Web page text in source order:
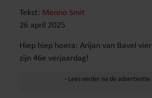
Tekst: Menno Smit
26 april 2025
Hiep hiep hoera: Arijan van Bavel
zijn 46e verjaardag!